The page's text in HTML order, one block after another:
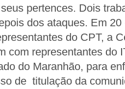
pertences. Dois
dos ataques. Em
do CPT, a
com representantes do
do Maranhão, para
de titulação da